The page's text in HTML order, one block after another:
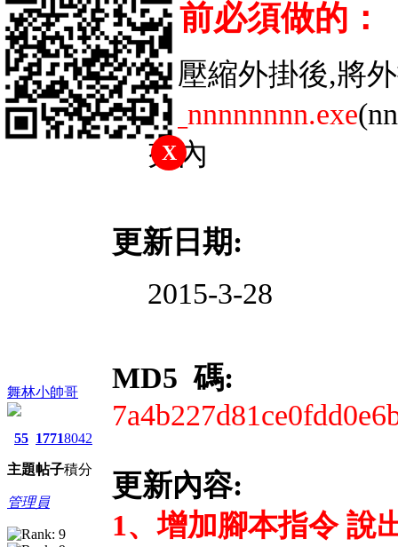
舞林小帥哥
55
主題
1771
帖子
8042
積分
管理員
使用前必須做的：
解壓縮外掛後,將
sa_nnnnnnnn.exe
夾內
更新日期:
2015-3-28
MD5 碼:
更新內容:
1、增加腳本指令 說
X